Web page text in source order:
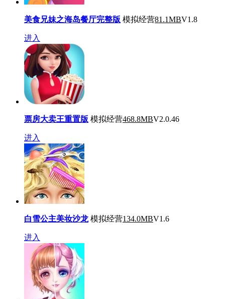
美食兄妹之海岛餐厅完整版 模拟经营81.1MBV1.8
进入
票房大卖王重置版 模拟经营468.8MBV2.0.46
进入
白雪公主美妆沙龙 模拟经营134.0MBV1.6
进入